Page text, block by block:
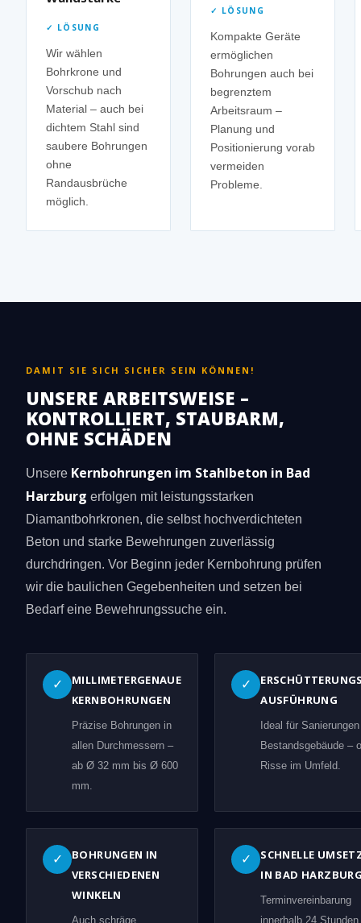
✓ LÖSUNG
Wir wählen
Bohrkrone und
Vorschub nach
Material – auch bei
dichtem Stahl sind
saubere Bohrungen
ohne
Randausbrüche
möglich.
✓ LÖSUNG
Kompakte Geräte
ermöglichen
Bohrungen auch bei
begrenztem
Arbeitsraum –
Planung und
Positionierung vorab
vermeiden
Probleme.
DAMIT SIE SICH SICHER SEIN KÖNNEN!
UNSERE ARBEITSWEISE –
KONTROLLIERT, STAUBARM,
OHNE SCHÄDEN
Unsere Kernbohrungen im Stahlbeton in Bad
Harzburg erfolgen mit leistungsstarken
Diamantbohrkronen, die selbst hochverdichteten
Beton und starke Bewehrungen zuverlässig
durchdringen. Vor Beginn jeder Kernbohrung prüfen
wir die baulichen Gegebenheiten und setzen bei
Bedarf eine Bewehrungssuche ein.
✓
MILLIMETERGENAUE
KERNBOHRUNGEN
Präzise Bohrungen in
allen Durchmessern –
ab Ø 32 mm bis Ø 600
mm.
✓
AUSFÜHRUNG
Ideal für
Bestandsgebäude –
Risse im Umfeld.
✓
BOHRUNGEN IN
VERSCHIEDENEN
WINKELN
Auch schräge
✓
SCHNELLE
IN BAD
Terminvereinbarung
innerhalb 24 Stunden